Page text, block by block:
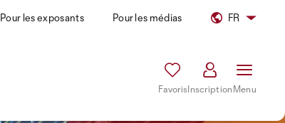
Pour les exposants Pour les médias FR
FavorisInscriptionMenu